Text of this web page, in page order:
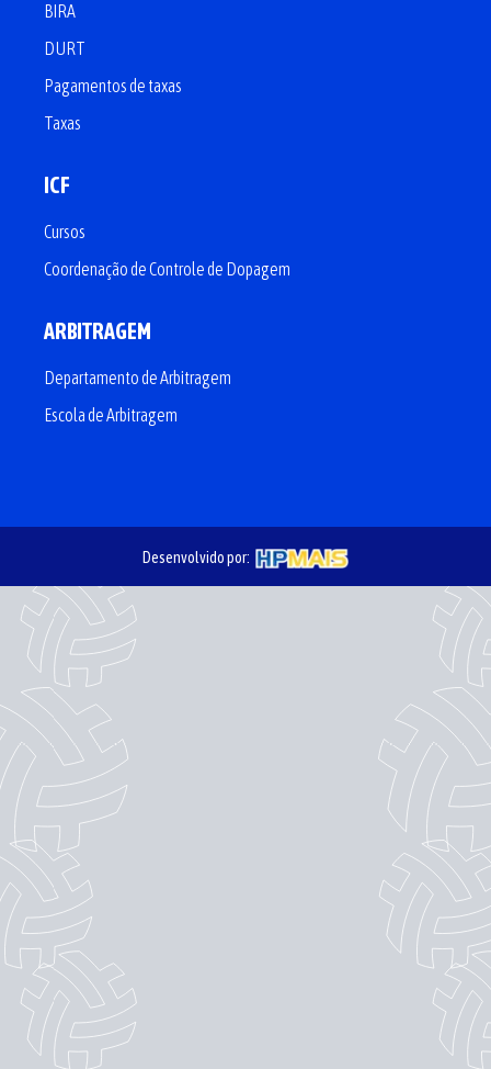
BIRA
DURT
Pagamentos de taxas
Taxas
ICF
Cursos
Coordenação de Controle de Dopagem
ARBITRAGEM
Departamento de Arbitragem
Escola de Arbitragem
Desenvolvido por: